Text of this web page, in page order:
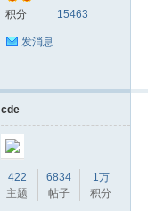
积分 15463
发消息
cde
422
主题
6834
帖子
1万
积分